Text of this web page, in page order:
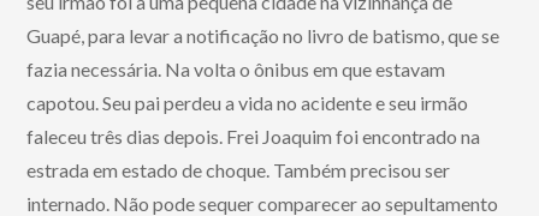
Guapé, para levar a notificação no livro de batismo, que se
fazia necessária. Na volta o ônibus em que estavam
capotou. Seu pai perdeu a vida no acidente e seu irmão
faleceu três dias depois. Frei Joaquim foi encontrado na
estrada em estado de choque. Também precisou ser
internado. Não pode sequer comparecer ao sepultamento